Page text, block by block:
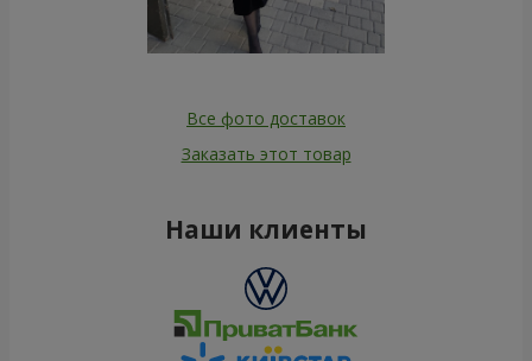
Все фото доставок
Заказать этот товар
Наши клиенты